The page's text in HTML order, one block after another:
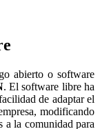
abierto o software
. El software libre ha
de adaptar el
modificando
a la comunidad para